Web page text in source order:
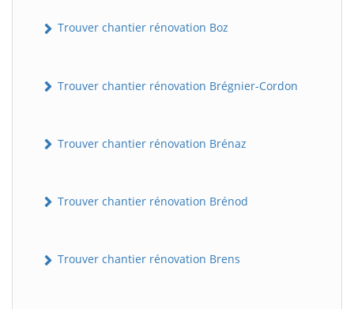
Trouver chantier rénovation Boz
Trouver chantier rénovation Brégnier-Cordon
Trouver chantier rénovation Brénaz
Trouver chantier rénovation Brénod
Trouver chantier rénovation Brens